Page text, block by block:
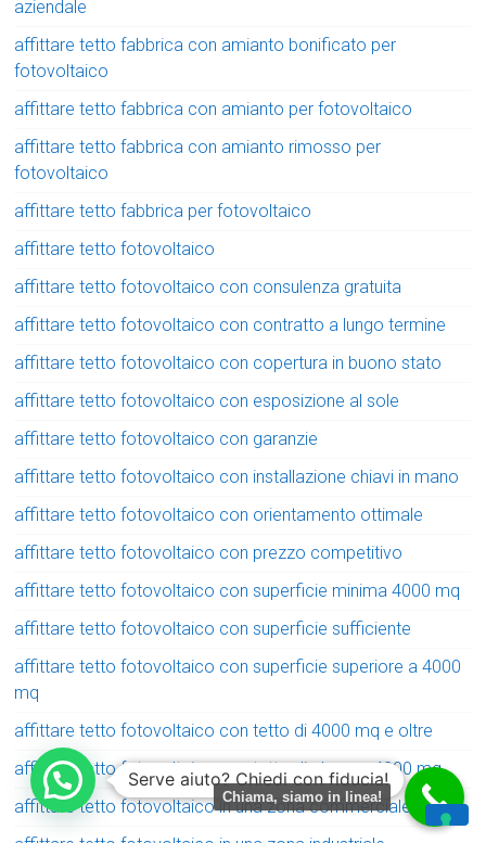
aziendale
affittare tetto fabbrica con amianto bonificato per
fotovoltaico
affittare tetto fabbrica con amianto per fotovoltaico
affittare tetto fabbrica con amianto rimosso per
fotovoltaico
affittare tetto fabbrica per fotovoltaico
affittare tetto fotovoltaico
affittare tetto fotovoltaico con consulenza gratuita
affittare tetto fotovoltaico con contratto a lungo termine
affittare tetto fotovoltaico con copertura in buono stato
affittare tetto fotovoltaico con esposizione al sole
affittare tetto fotovoltaico con garanzie
affittare tetto fotovoltaico con installazione chiavi in mano
affittare tetto fotovoltaico con orientamento ottimale
affittare tetto fotovoltaico con prezzo competitivo
affittare tetto fotovoltaico con superficie minima 4000 mq
affittare tetto fotovoltaico con superficie sufficiente
affittare tetto fotovoltaico con superficie superiore a 4000
mq
affittare tetto fotovoltaico con tetto di 4000 mq e oltre
affittare tetto fotovoltaico con tetto di almeno 4000 mq
affittare tetto fotovoltaico in una zona commerciale
Serve aiuto? Chiedi con fiducia!
Chiama, siamo in linea!